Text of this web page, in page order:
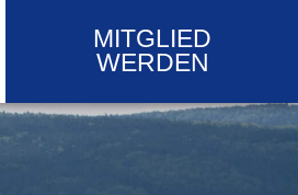
MITGLIED
WERDEN